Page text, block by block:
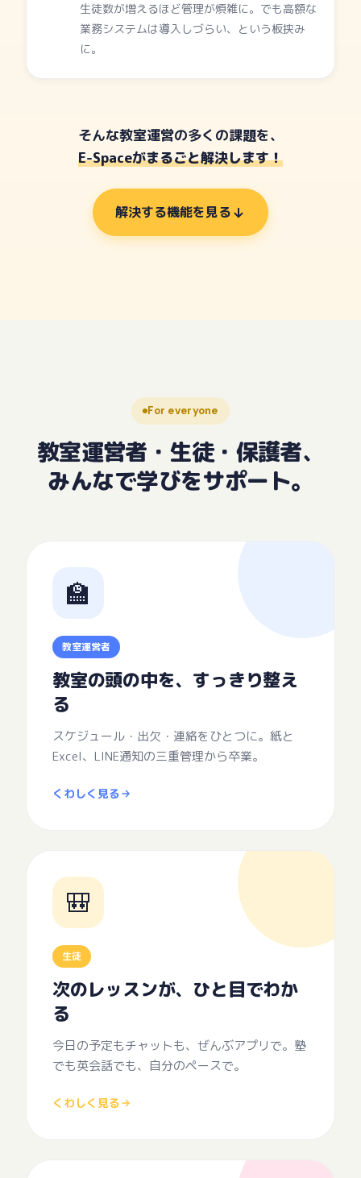
生徒数が増えるほど管理が煩雑に。でも高額な
業務システムは導入しづらい、という板挟み
に。
そんな教室運営の多くの課題を、
E-Spaceがまるごと解決します！
解決する機能を見る
For everyone
教室運営者・生徒・保護者、
みんなで学びをサポート。
🏫
教室運営者
教室の頭の中を、すっきり整え
る
スケジュール・出欠・連絡をひとつに。紙と
Excel、LINE通知の三重管理から卒業。
くわしく見る
🎒
生徒
次のレッスンが、ひと目でわか
る
今日の予定もチャットも、ぜんぶアプリで。塾
でも英会話でも、自分のペースで。
くわしく見る